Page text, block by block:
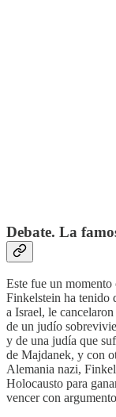
Debate. La
Este fue un
Finkelstein ha tenido
a Israel, le
de un judío
y de una judía que
de Majdanek, y con
Alemania nazi,
Holocausto para
vencer con